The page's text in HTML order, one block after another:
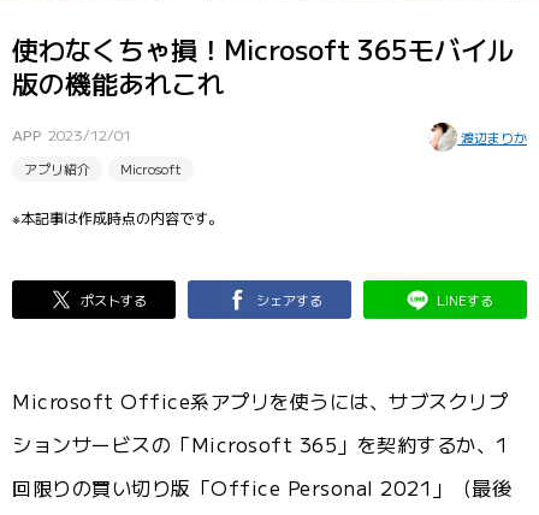
使わなくちゃ損！Microsoft 365モバイル
版の機能あれこれ
APP 2023/12/01
渡辺まりか
アプリ紹介
Microsoft
※本記事は作成時点の内容です。
ポストする シェアする LINEする
Microsoft Office系アプリを使うには、サブスクリプ
ションサービスの「Microsoft 365」を契約するか、1
回限りの買い切り版「Office Personal 2021」（最後